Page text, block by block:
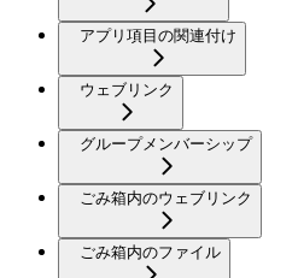
アプリ項目の関連付け
ウェブリンク
グループメンバーシップ
ごみ箱内のウェブリンク
ごみ箱内のファイル